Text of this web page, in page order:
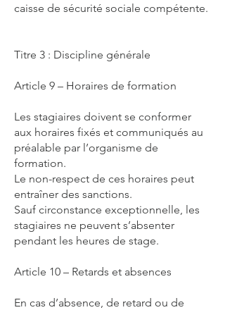
caisse de sécurité sociale compétente.
Titre 3 : Discipline générale
Article 9 – Horaires de formation
Les stagiaires doivent se conformer
aux horaires fixés et communiqués au
préalable par l’organisme de
formation.
Le non-respect de ces horaires peut
entraîner des sanctions.
Sauf circonstance exceptionnelle, les
stagiaires ne peuvent s’absenter
pendant les heures de stage.
Article 10 – Retards et absences
En cas d’absence, de retard ou de